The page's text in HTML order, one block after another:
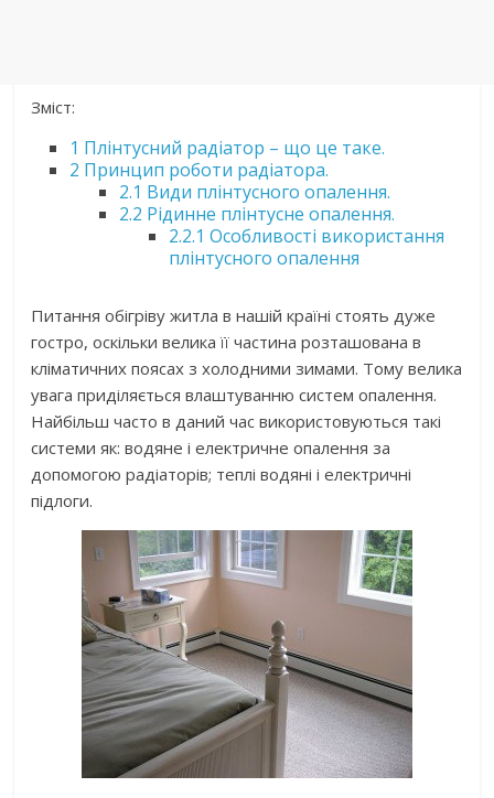
Зміст:
1 Плінтусний радіатор – що це таке.
2 Принцип роботи радіатора.
2.1 Види плінтусного опалення.
2.2 Рідинне плінтусне опалення.
2.2.1 Особливості використання
плінтусного опалення
Питання обігріву житла в нашій країні стоять дуже
гостро, оскільки велика її частина розташована в
кліматичних поясах з холодними зимами. Тому велика
увага приділяється влаштуванню систем опалення.
Найбільш часто в даний час використовуються такі
системи як: водяне і електричне опалення за
допомогою радіаторів; теплі водяні і електричні
підлоги.